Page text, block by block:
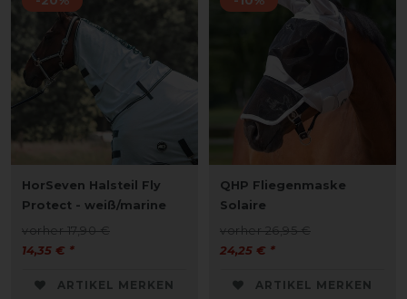
HorSeven Halsteil Fly
Protect - weiß/marine
vorher 17,90 €
14,35 € *
ARTIKEL MERKEN
QHP Fliegenmaske
Solaire
vorher 26,95 €
24,25 € *
ARTIKEL MERKEN